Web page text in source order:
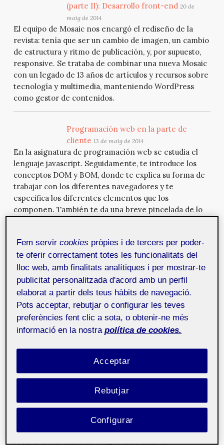
(parte II): Desarrollo front-end 20 de
maig de 2014
El equipo de Mosaic nos encargó el rediseño de la
revista: tenía que ser un cambio de imagen, un cambio
de estructura y ritmo de publicación, y, por supuesto,
responsive. Se trataba de combinar una nueva Mosaic
con un legado de 13 años de artículos y recursos sobre
tecnología y multimedia, manteniendo WordPress
como gestor de contenidos.
Programación web en la parte de
cliente 13 de maig de 2014
En la asignatura de programación web se estudia el
lenguaje javascript. Seguidamente, te introduce los
conceptos DOM y BOM, donde te explica su forma de
trabajar con los diferentes navegadores y te
especifica los diferentes elementos que los
componen. También te da una breve pincelada de lo
práctica.
WebCat: Demystifying
8 de maig de
Dentro de WebCat se abordan asuntos diversos, tanto
de forma introductoria como especializada, mediante
breves exposiciones de no más de quince minutos con
una visión sorprendente sobre el proceso de creación
de software. Eduardo nos da herramientas para seguir
paso a paso este proceso.
Inauguración de la exposición Big Bang Data
2014
Fem servircookies pròpies i de tercers per poder-
te oferir correctament totes les funcionalitats del
lloc web, amb finalitats analítiques i per mostrar-te
publicitat personalitzada d'acord amb un perfil
elaborat a partir dels teus hàbits de navegació.
Pots acceptar, rebutjar o configurar les teves
preferències fent clic a sota, o obtenir-ne més
informació en la nostra política de cookies.
Rebutjar
Acceptar
Configurar